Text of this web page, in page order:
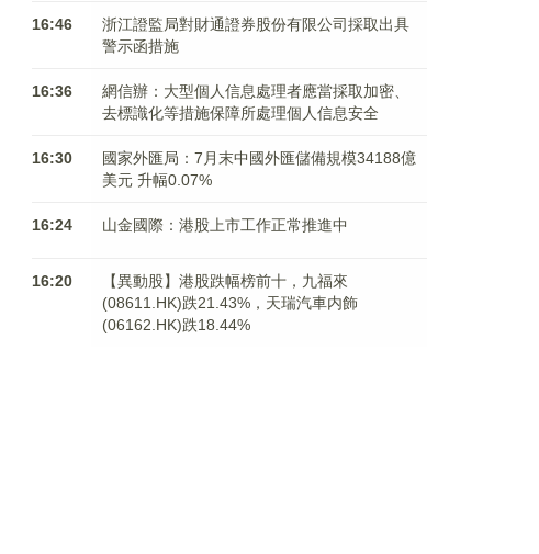
16:46
浙江證監局對財通證券股份有限公司採取出具
警示函措施
16:36
網信辦：大型個人信息處理者應當採取加密、
去標識化等措施保障所處理個人信息安全
16:30
國家外匯局：7月末中國外匯儲備規模34188億
美元 升幅0.07%
16:24 山金國際：港股上市工作正常推進中
16:20
【異動股】港股跌幅榜前十，九福來
(08611.HK)跌21.43%，天瑞汽車内飾
(06162.HK)跌18.44%